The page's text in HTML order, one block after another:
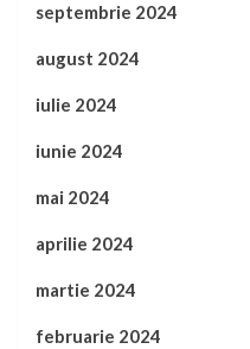
septembrie 2024
august 2024
iulie 2024
iunie 2024
mai 2024
aprilie 2024
martie 2024
februarie 2024